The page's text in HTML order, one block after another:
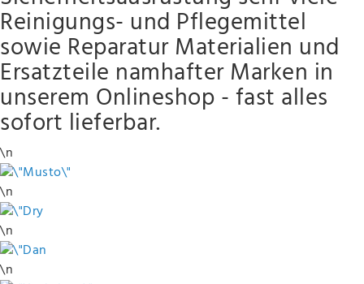
Reinigungs- und Pflegemittel
sowie Reparatur Materialien und
Ersatzteile namhafter Marken in
unserem Onlineshop - fast alles
sofort lieferbar.
\n
\n
\n
\n